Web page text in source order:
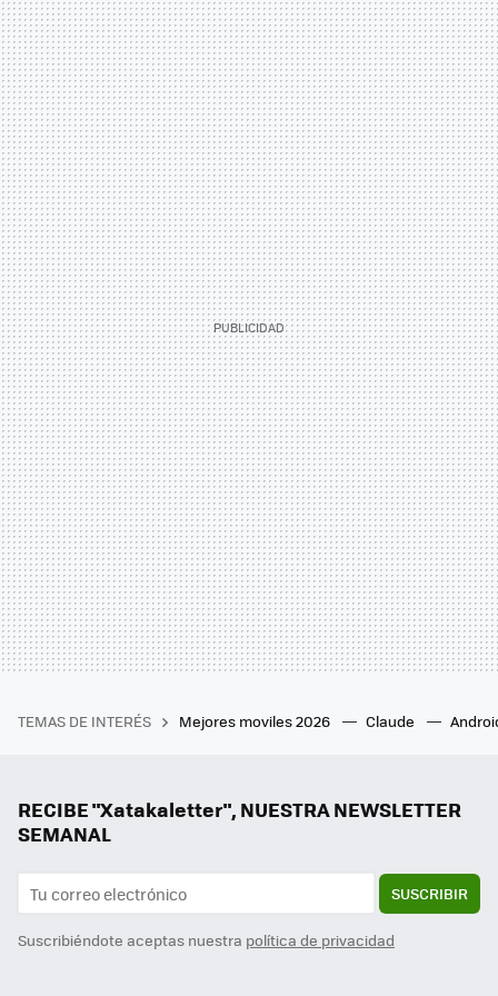
TEMAS DE INTERÉS Mejores moviles 2026 Claude
RECIBE "Xatakaletter", NUESTRA NEWSLETTER
SEMANAL
SUSCRIBIR
Suscribiéndote aceptas nuestra política de privacidad